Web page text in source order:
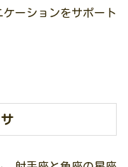
ーションをサポート